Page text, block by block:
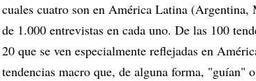
cuales cuatro son en América Latina
de 1.000 entrevistas en cada uno. De las 100
20 que se ven especialmente reflejadas en
tendencias macro que, de alguna forma, "guían"